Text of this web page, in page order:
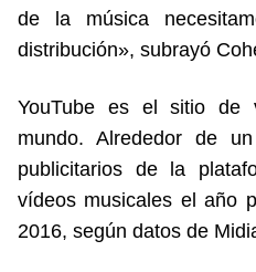
de la música
distribución», subrayó
YouTube es el sitio de
mundo. Alrededor de
publicitarios de la
vídeos musicales el año
2016, según datos de